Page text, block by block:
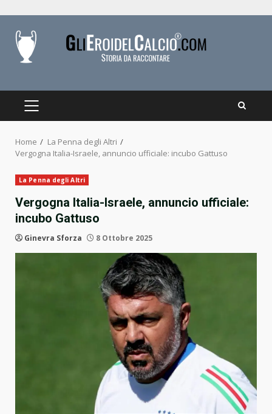
content
PRIMARY
Home
La Penna degli Altri
Vergogna Italia-Israele, annuncio ufficiale: incubo Gattuso
La Penna degli Altri
Vergogna Italia-Israele, annuncio ufficiale:
incubo Gattuso
Ginevra Sforza 8 Ottobre 2025